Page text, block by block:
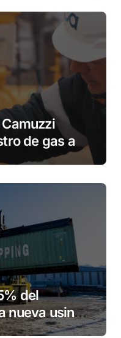
de gas a
del
nueva usina